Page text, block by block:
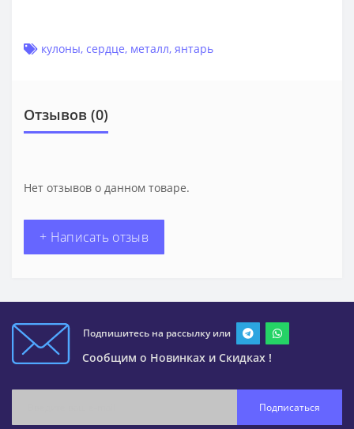
кулоны, сердце, металл, янтарь
Отзывов (0)
Нет отзывов о данном товаре.
+ Написать отзыв
Подпишитесь на рассылку или
Сообщим о Новинках и Скидках !
Подписаться